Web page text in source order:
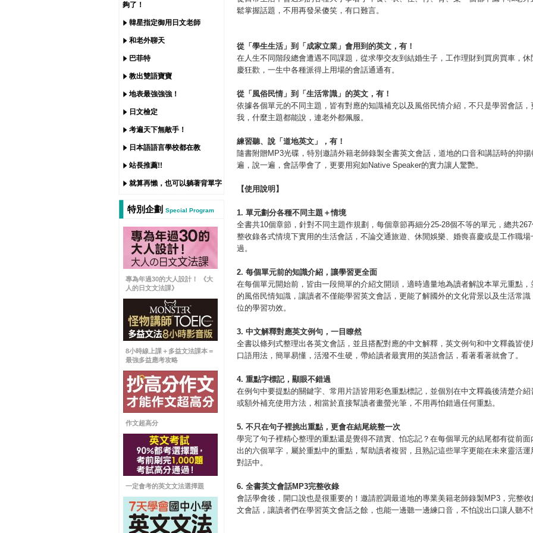
夠了！
韓星指定御用日文老師
和老外聊天
巴菲特
教出雙語寶寶
地表最強強強！
日文檢定
考遍天下無敵手！
日本語語言學校都在教
站長推薦!!
就算再懶，也可以躺著背單字
特別企劃 Special Program
專為年過30的大人設計！ 《大
人的日文文法課》
8小時線上課＋多益文法課本＝
最強多益應考攻略
作文超高分
一定會考的英文文法選擇題
鬆掌握話題，不用再發呆傻笑，有口難言。
從 「 學生生活」 到 「 成家立業 」 會用到的英文，有！
在人生不同階段總會遭遇不同課題，從求學交友到結婚生子，工作理財到買房買車，休
慶狂歡，一生中各種派得上用場的會話通通有。
從 「 風俗民情 」 到 「 生活常識 」 的英文，有！
依據各個單元的不同主題，皆有對應的知識補充以及風俗民情介紹，不只是學習會話，
我，什麼主題都能說，連老外都佩服。
練習聽、說「道地英文」，有！
隨書附贈MP3光碟，特別邀請外籍老師錄製全書英文會話，道地的口音和講話時的抑
遍，說一遍，會話學會了，更要用宛如Native Speaker的實力讓人驚艷。
【使用說明】
1. 單元劃分各種不同主題＋情境
全書共10個章節，針對不同主題作規劃，每個章節再細分25-28個不等的單元，總共
整收錄各式情境下實用的生活會話，不論交通旅遊、休閒娛樂、婚喪喜慶或是工作職場
過。
2. 每個單元前的知識介紹，讓學習更全面
在每個單元開始前，皆由一段簡單的介紹文開頭，適時適量地為讀者解說本單元重點，
的風俗民情知識，讓讀者不僅能學習英文會話，更能了解國外的文化背景以及生活常識
位的學習功效。
3. 中文解釋對應英文例句，一目瞭然
全書以條列式整理出各英文會話，並且搭配對應的中文解釋，英文例句和中文釋義皆使
口語用法，簡單易懂，活潑不生硬，帶給讀者最實用的英語會話，看著看著就會了。
4. 重點字標記，顯眼不錯過
在例句中要提點的關鍵字、常用片語皆用彩色重點標記，並個別在中文釋義後清楚介紹
或額外補充使用方法，相當於直接幫讀者畫螢光筆，不用再怕錯過任何重點。
5. 不只在句子裡挑出重點，更會在結尾統整一次
學完了句子裡精心整理的重點還是覺得不踏實、怕忘記？在每個單元的結尾都有從前面
出的六個單字，屬於重點中的重點，幫助讀者複習，且熟記這些單字更能在未來靈活運
對話中。
6. 全書英文會話MP3完整收錄
會話學會後，開口說也是很重要的！邀請腔調最道地的專業美籍老師錄製MP3，完整
文會話，讓讀者們在學習英文會話之餘，也能一邊聽一邊練口音，不怕說出口讓人聽不